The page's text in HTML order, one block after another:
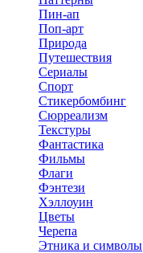
Пин-ап
Поп-арт
Природа
Путешествия
Сериалы
Спорт
Стикербомбинг
Сюрреализм
Текстуры
Фантастика
Фильмы
Флаги
Фэнтези
Хэллоуин
Цветы
Черепа
Этника и символы